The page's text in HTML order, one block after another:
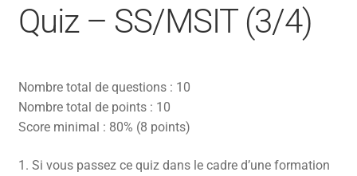
ACTUALITÉS
FINANCEMENT
BOUTIQUE
CONTACT
Quiz – SS/MSIT (3/4)
Nombre total de questions : 10
Nombre total de points : 10
Score minimal : 80% (8 points)
1. Si vous passez ce quiz dans le cadre d’une formation